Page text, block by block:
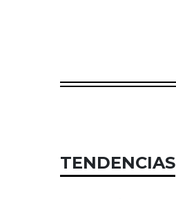
TENDENCIAS